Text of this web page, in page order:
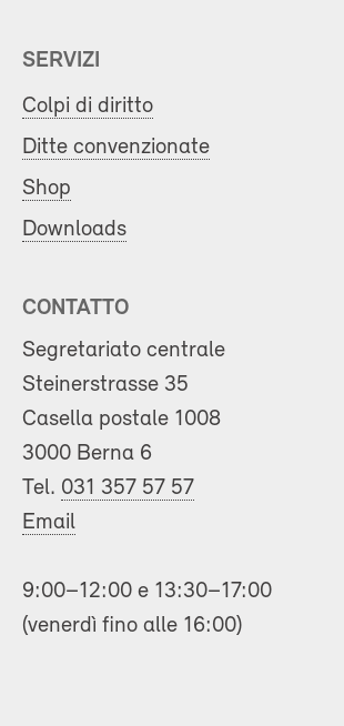
SERVIZI
Colpi di diritto
Ditte convenzionate
Shop
Downloads
CONTATTO
Segretariato centrale
Steinerstrasse 35
Casella postale 1008
3000 Berna 6
Tel. 031 357 57 57
Email
9:00–12:00 e 13:30–17:00
(venerdì fino alle 16:00)